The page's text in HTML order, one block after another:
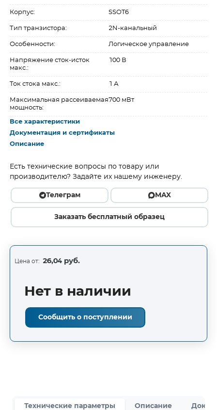
Корпус: SSOT6
Тип транзистора: 2N-канальный
Особенности: Логическое управление
Напряжение сток-исток
макс.:
100 В
Ток стока макс.: 1 А
Максимальная рассеиваемая
мощность:
700 мВт
Все характеристики
Документация и сертификаты
Описание
Есть технические вопросы по товару или
производителю? Задайте их нашему инженеру.
Телеграм MAX
Заказать бесплатный образец
Цена от: 26,04 руб.
Нет в наличии
Сообщить о поступлении
Технические параметры Описание